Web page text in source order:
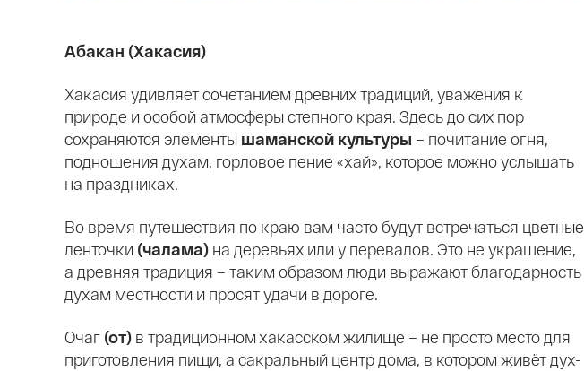
Абакан (Хакасия)
Хакасия удивляет сочетанием древних традиций, уважения к
природе и особой атмосферы степного края. Здесь до сих пор
сохраняются элементы шаманской культуры – почитание огня,
подношения духам, горловое пение «хай», которое можно услышать
на праздниках.
Во время путешествия по краю вам часто будут встречаться цветные
ленточки (чалама) на деревьях или у перевалов. Это не украшение,
а древняя традиция – таким образом люди выражают благодарность
духам местности и просят удачи в дороге.
Очаг (от) в традиционном хакасском жилище – не просто место для
приготовления пищи, а сакральный центр дома, в котором живёт дух-